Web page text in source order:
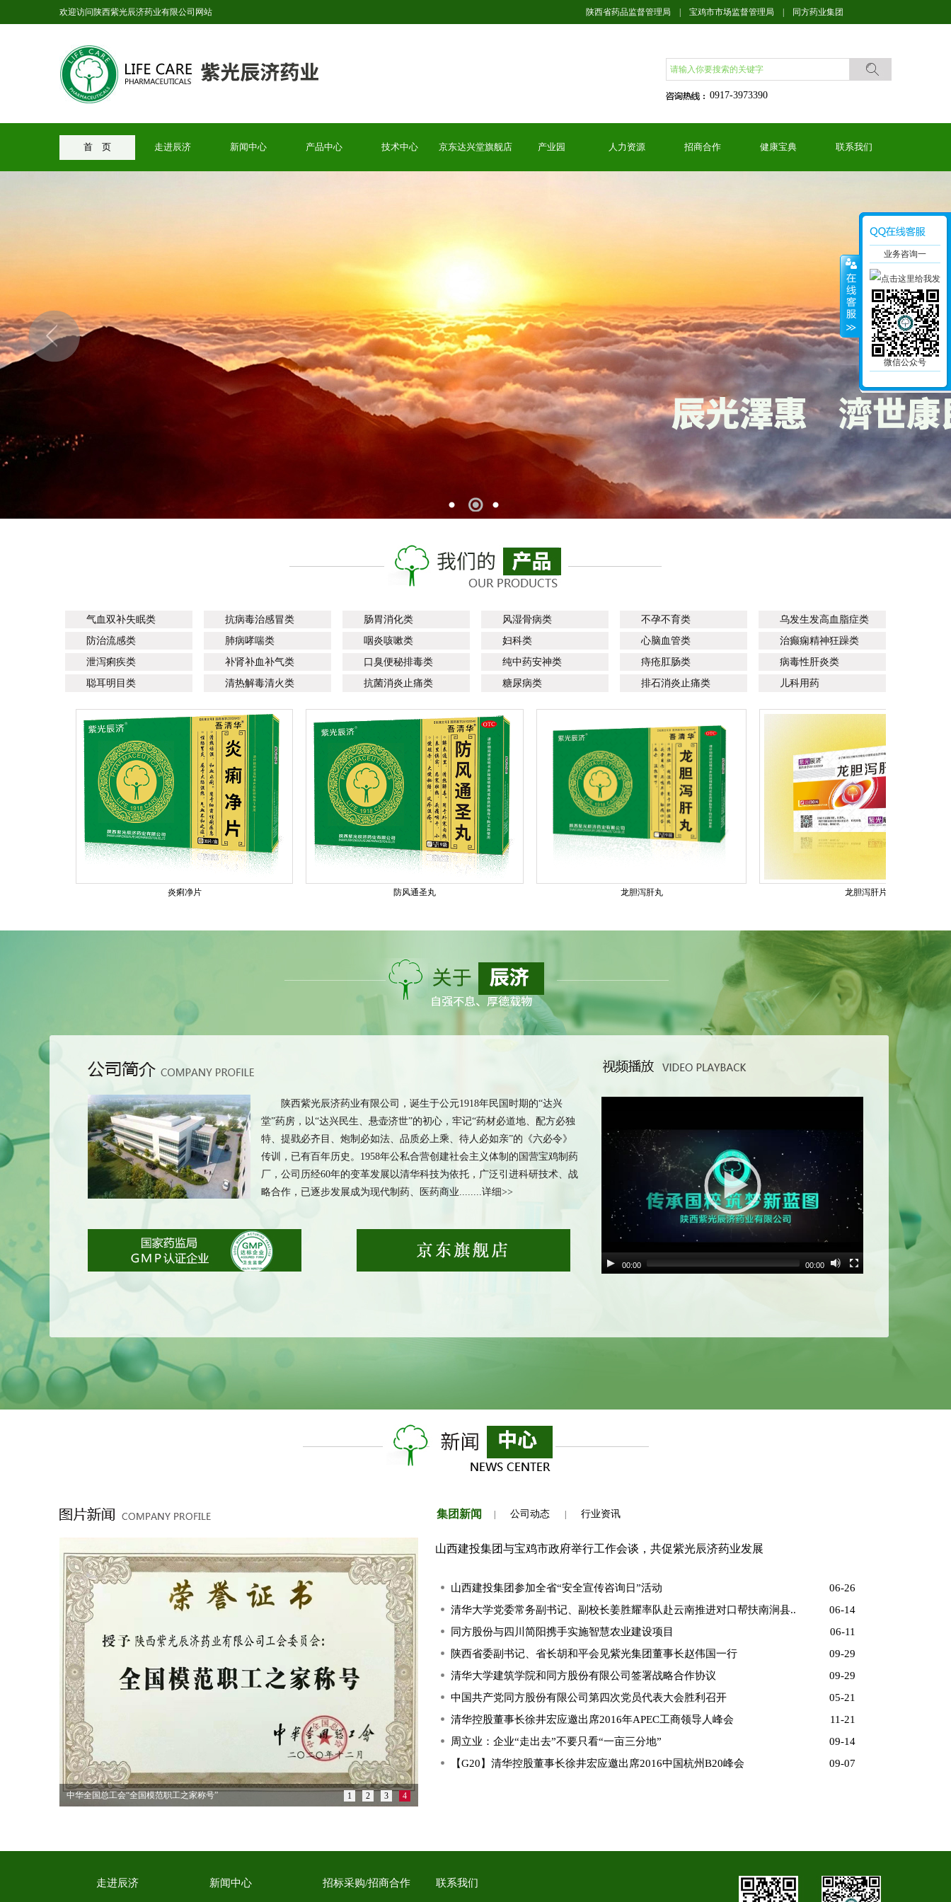
欢迎访问陕西紫光辰济药业有限公司网站 陕西省药品监督管理局 宝鸡市市场监督管理局 同方药业集团
0917-3973390
首 页 走进辰济 新闻中心 产品中心 技术中心 京东达兴堂旗舰店 产业园 人力资源 招商合作 健康宝典 联系我们
气血双补失眠类 抗病毒治感冒类 肠胃消化类 风湿骨病类 不孕不育类
乌发生发高血脂症类
防治流感类
肺病哮喘类 咽炎咳嗽类 妇科类 心脑血管类
治癫痫精神狂躁类
泄泻痢疾类
补肾补血补气类 口臭便秘排毒类 纯中药安神类 痔疮肛肠类
病毒性肝炎类
聪耳明目类
清热解毒清火类 抗菌消炎止痛类 糖尿病类 排石消炎止痛类 儿科用药
陕西紫光辰济药业有限公司，诞生于公元1918年民国时期的“达兴
堂”药房，以“达兴民生、悬壶济世”的初心，牢记“药材必道地、配方必独
特、提戥必齐目、炮制必如法、品质必上乘、待人必如亲”的《六必令》
传训，已有百年历史。1958年公私合营创建社会主义体制的国营宝鸡制药
厂，公司历经60年的变革发展以清华科技为依托，广泛引进科研技术、战
略合作，已逐步发展成为现代制药、医药商业........详细>>
00:00 00:00
陕西博爱恒业医药领导一行莅临辰济药业座谈.. 1 2 3 4
集团新闻 公司动态 行业资讯
山西建投集团与宝鸡市政府举行工作会谈，共促紫光辰济药业发展
山西建投集团参加全省“安全宣传咨询日”活动
06-26
清华大学党委常务副书记、副校长姜胜耀率队赴云南推进对口帮扶南涧县..
06-14
同方股份与四川简阳携手实施智慧农业建设项目
06-11
陕西省委副书记、省长胡和平会见紫光集团董事长赵伟国一行
09-29
清华大学建筑学院和同方股份有限公司签署战略合作协议
09-29
中国共产党同方股份有限公司第四次党员代表大会胜利召开
05-21
清华控股董事长徐井宏应邀出席2016年APEC工商领导人峰会
11-21
周立业：企业“走出去”不要只看“一亩三分地”
09-14
【G20】清华控股董事长徐井宏应邀出席2016中国杭州B20峰会
09-07
走进辰济 新闻中心 招标采购/招商合作 联系我们
业务咨询一
微信公众号